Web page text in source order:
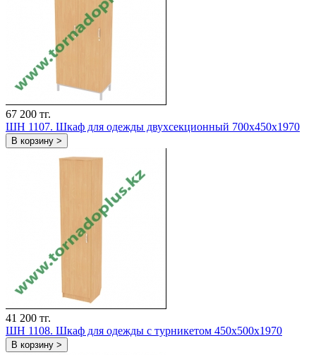
67 200 тг.
ШH 1107. Шкаф для одежды двухсекционный 700х450х1970
В корзину >
41 200 тг.
ШH 1108. Шкаф для одежды с турникетом 450х500х1970
В корзину >